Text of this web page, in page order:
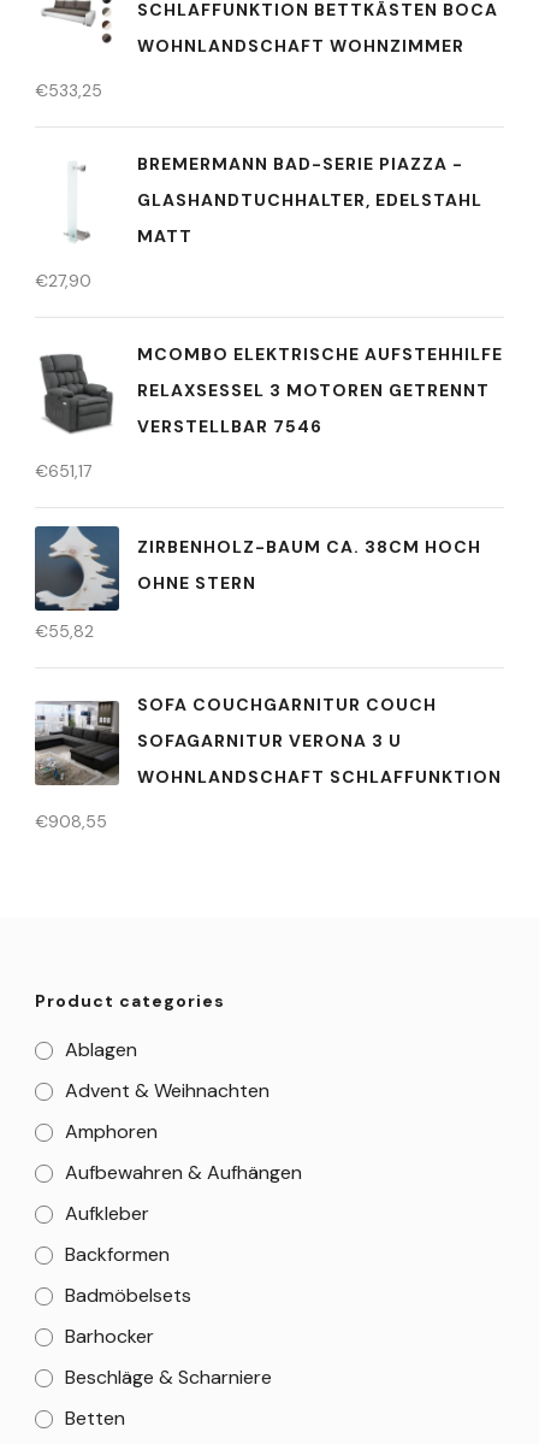
SCHLAFFUNKTION BETTKÄSTEN BOCA
WOHNLANDSCHAFT WOHNZIMMER
€533,25
BREMERMANN BAD-SERIE PIAZZA -
GLASHANDTUCHHALTER, EDELSTAHL
MATT
€27,90
MCOMBO ELEKTRISCHE AUFSTEHHILFE
RELAXSESSEL 3 MOTOREN GETRENNT
VERSTELLBAR 7546
€651,17
ZIRBENHOLZ-BAUM CA. 38CM HOCH
OHNE STERN
€55,82
SOFA COUCHGARNITUR COUCH
SOFAGARNITUR VERONA 3 U
WOHNLANDSCHAFT SCHLAFFUNKTION
€908,55
Product categories
Ablagen
Advent & Weihnachten
Amphoren
Aufbewahren & Aufhängen
Aufkleber
Backformen
Badmöbelsets
Barhocker
Beschläge & Scharniere
Betten